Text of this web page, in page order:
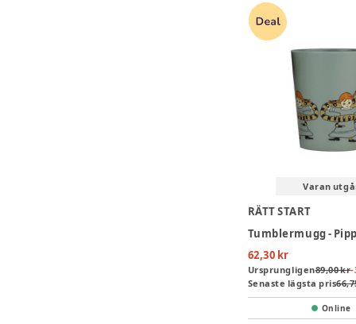
Varan
RÄTT START
62,30 kr
Ursprungligen89,00 kr-
Senaste lägsta pris
Online